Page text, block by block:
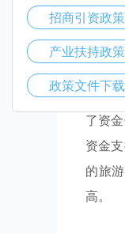
在。
淮北
了资
资金
的旅
高。
招商引资政策
产业扶持政策
政策文件下载